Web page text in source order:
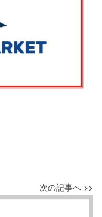
次の記事へ >>